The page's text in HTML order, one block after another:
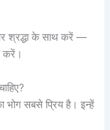
श्रद्धा के साथ करें —
करें।
भोग सबसे प्रिय है। इन्हें